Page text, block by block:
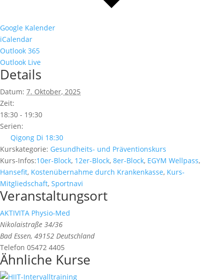
Google Kalender
iCalendar
Outlook 365
Outlook Live
Details
Datum: 7. Oktober, 2025
Zeit:
18:30 - 19:30
Serien:
Qigong Di 18:30
Kurskategorie: Gesundheits- und Präventionskurs
Kurs-Infos:10er-Block, 12er-Block, 8er-Block, EGYM Wellpass,
Hansefit, Kostenübernahme durch Krankenkasse, Kurs-
Mitgliedschaft, Sportnavi
Veranstaltungsort
AKTIVITA Physio-Med
Nikolaistraße 34/36
Bad Essen, 49152 Deutschland
Telefon 05472 4405
Ähnliche Kurse